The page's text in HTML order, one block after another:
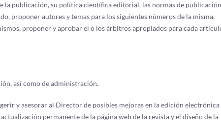
la publicación, su política científica editorial, las normas de
proponer autores y temas para los siguientes números de la misma,
proponer y aprobar el o los árbitros apropiados para cada
así como de administración.
y asesorar al Director de posibles mejoras en la edición electrónica
permanente de la página web de la revista y el diseño de la